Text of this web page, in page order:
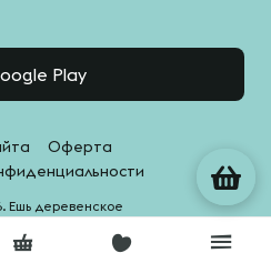
Play
Ешь деревенское
Оферта
- HACCPro